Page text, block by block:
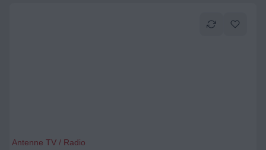
Antenne TV / Radio